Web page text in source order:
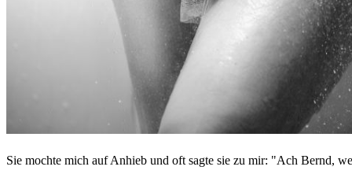
Sie mochte mich auf Anhieb und oft sagte sie zu mir: "Ach Bernd,